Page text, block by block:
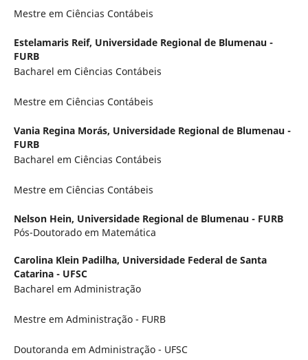
Mestre em Ciências Contábeis
Estelamaris Reif, Universidade Regional de Blumenau -
FURB
Bacharel em Ciências Contábeis
Mestre em Ciências Contábeis
Vania Regina Morás, Universidade Regional de Blumenau -
FURB
Bacharel em Ciências Contábeis
Mestre em Ciências Contábeis
Nelson Hein, Universidade Regional de Blumenau - FURB
Pós-Doutorado em Matemática
Carolina Klein Padilha, Universidade Federal de Santa
Catarina - UFSC
Bacharel em Administração
Mestre em Administração - FURB
Doutoranda em Administração - UFSC